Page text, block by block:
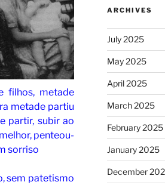
filhos, metade
metade partiu
partir, subir ao
penteou-
sorriso
sem patetismo
ARCHIVES
July 2025
May 2025
April 2025
March 2025
February 2025
January 2025
December